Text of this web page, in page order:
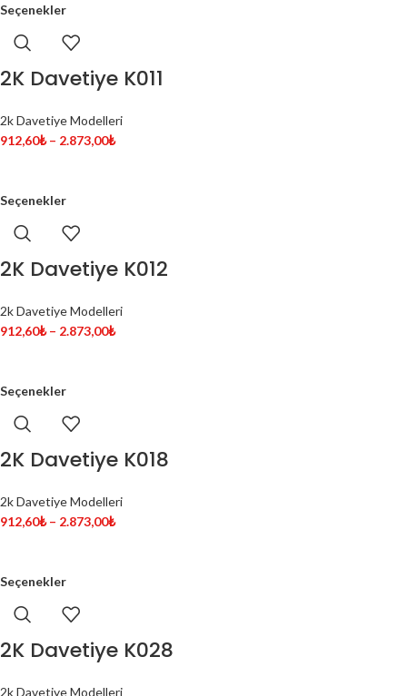
Seçenekler
2K Davetiye K011
2k Davetiye Modelleri
912,60₺ – 2.873,00₺
Seçenekler
2K Davetiye K012
2k Davetiye Modelleri
912,60₺ – 2.873,00₺
Seçenekler
2K Davetiye K018
2k Davetiye Modelleri
912,60₺ – 2.873,00₺
Seçenekler
2K Davetiye K028
2k Davetiye Modelleri